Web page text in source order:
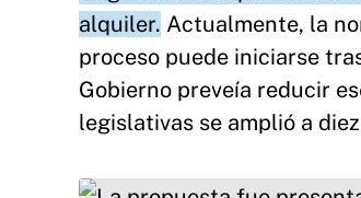
alquiler. Actualmente, la
proceso puede iniciarse
Gobierno preveía reducir
legislativas se amplió a